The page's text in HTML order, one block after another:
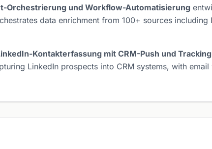
Orchestrierung und Workflow-Automatisierung
data enrichment from 100+ sources including
Kontakterfassung mit CRM-Push und
LinkedIn prospects into CRM systems, with